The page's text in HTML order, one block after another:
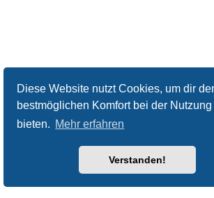
Diese Website nutzt Cookies, um dir
bestmöglichen Komfort bei der Nutzung
bieten. Mehr erfahren
Verstanden!